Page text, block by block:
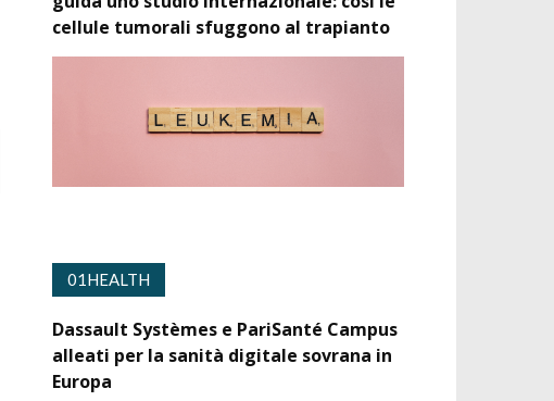
cellule tumorali sfuggono al trapianto
01HEALTH
Dassault Systèmes e PariSanté Campus
alleati per la sanità digitale sovrana in
Europa